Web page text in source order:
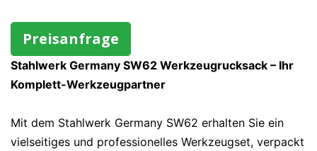
Preisanfrage
Stahlwerk Germany SW62 Werkzeugrucksack – Ihr
Komplett-Werkzeugpartner
Mit dem Stahlwerk Germany SW62 erhalten Sie ein
vielseitiges und professionelles Werkzeugset, verpackt